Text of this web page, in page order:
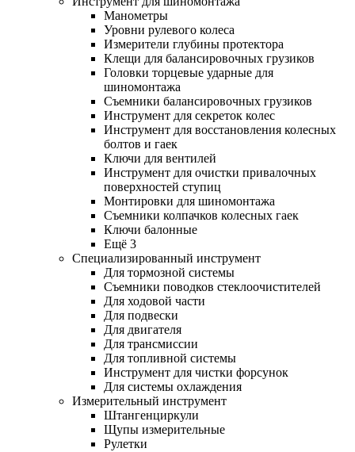
Манометры
Уровни рулевого колеса
Измерители глубины протектора
Клещи для балансировочных грузиков
Головки торцевые ударные для
шиномонтажа
Съемники балансировочных грузиков
Инструмент для секреток колес
Инструмент для восстановления колесных
болтов и гаек
Ключи для вентилей
Инструмент для очистки привалочных
поверхностей ступиц
Монтировки для шиномонтажа
Съемники колпачков колесных гаек
Ключи балонные
Ещё 3
Специализированный инструмент
Для тормозной системы
Съемники поводков стеклоочистителей
Для ходовой части
Для подвески
Для двигателя
Для трансмиссии
Для топливной системы
Инструмент для чистки форсунок
Для системы охлаждения
Измерительный инструмент
Штангенциркули
Щупы измерительные
Рулетки